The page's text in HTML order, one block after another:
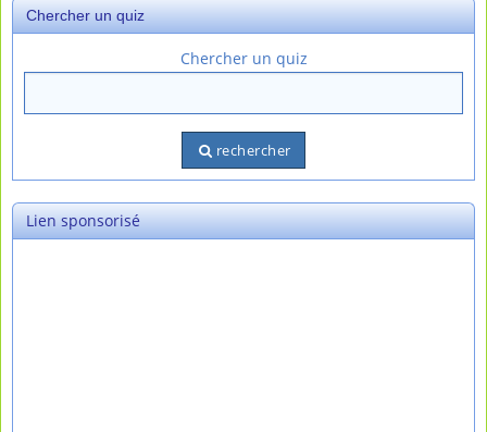
Chercher un quiz
Chercher un quiz
rechercher
Lien sponsorisé